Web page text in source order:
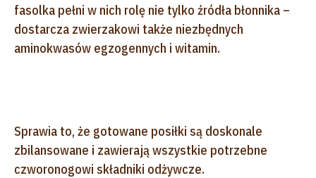
fasolka pełni w nich rolę nie tylko źródła błonnika –
dostarcza zwierzakowi także niezbędnych
aminokwasów egzogennych i witamin.
Sprawia to, że gotowane posiłki są doskonale
zbilansowane i zawierają wszystkie potrzebne
czworonogowi składniki odżywcze.